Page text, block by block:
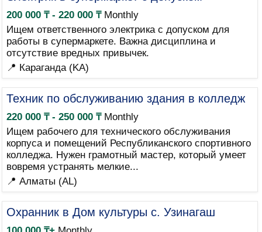
200 000 ₸ - 220 000 ₸Monthly
Ищем ответственного электрика с допуском для
работы в супермаркете. Важна дисциплина и
отсутствие вредных привычек.
📍 Караганда (KA)
Техник по обслуживанию здания в колледж
220 000 ₸ - 250 000 ₸Monthly
Ищем рабочего для технического обслуживания
корпуса и помещений Республиканского спортивного
колледжа. Нужен грамотный мастер, который умеет
вовремя устранять мелкие...
📍 Алматы (AL)
Охранник в Дом культуры с. Узинагаш